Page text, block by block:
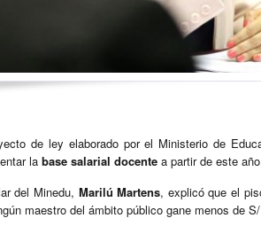
de ley elaborado por el Ministerio de
la base salarial docente a partir de este
del Minedu, Marilú Martens, explicó que el
maestro del ámbito público gane menos de